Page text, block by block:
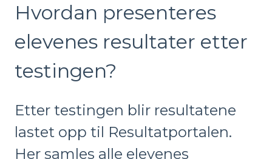
Hvordan presenteres
elevenes resultater etter
testingen?
Etter testingen blir resultatene
lastet opp til Resultatportalen.
Her samles alle elevenes